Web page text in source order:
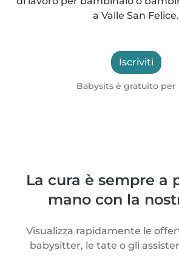
a Valle San Felice.
Iscriviti
Babysits è gratuito per
La cura è sempre a
mano con la
Visualizza rapidamente le
babysitter, le tate o gli